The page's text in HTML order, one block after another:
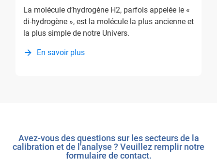
La molécule d’hydrogène H2, parfois appelée le «
di-hydrogène », est la molécule la plus ancienne et
la plus simple de notre Univers.
En savoir plus
Avez-vous des questions sur les secteurs de la
calibration et de l'analyse ? Veuillez remplir notre
formulaire de contact.